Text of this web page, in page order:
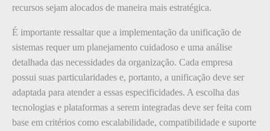
recursos sejam alocados de maneira mais estratégica.
É importante ressaltar que a implementação da unificação de
sistemas requer um planejamento cuidadoso e uma análise
detalhada das necessidades da organização. Cada empresa
possui suas particularidades e, portanto, a unificação deve ser
adaptada para atender a essas especificidades. A escolha das
tecnologias e plataformas a serem integradas deve ser feita com
base em critérios como escalabilidade, compatibilidade e suporte